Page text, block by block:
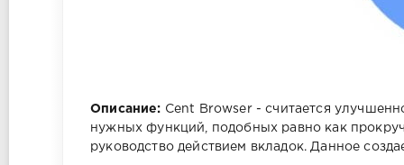
Описание: Cent Browser - считается
нужных функций, подобных равно как
руководство действием вкладок. Данное